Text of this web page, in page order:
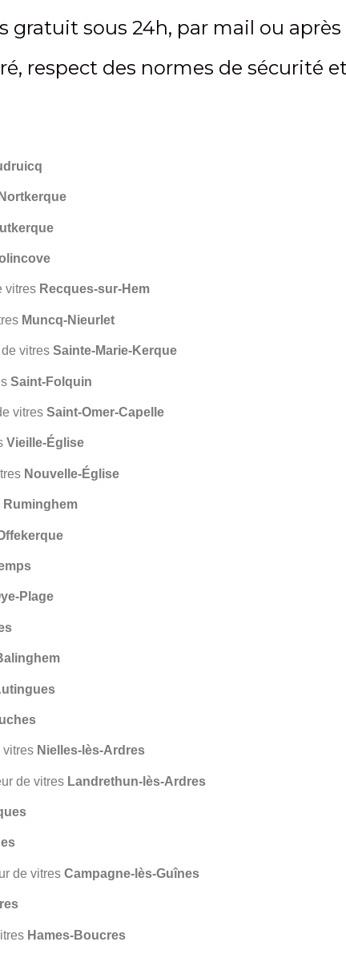
gratuit sous 24h, par mail ou
respect des normes de sécurité
Nortkerque
vitres Recques-sur-Hem
Muncq-Nieurlet
vitres Sainte-Marie-Kerque
Saint-Folquin
vitres Saint-Omer-Capelle
Vieille-Église
Nouvelle-Église
Ruminghem
Plage
vitres Nielles-lès-Ardres
de vitres Landrethun-lès-Ardres
de vitres Campagne-lès-Guînes
Hames-Boucres